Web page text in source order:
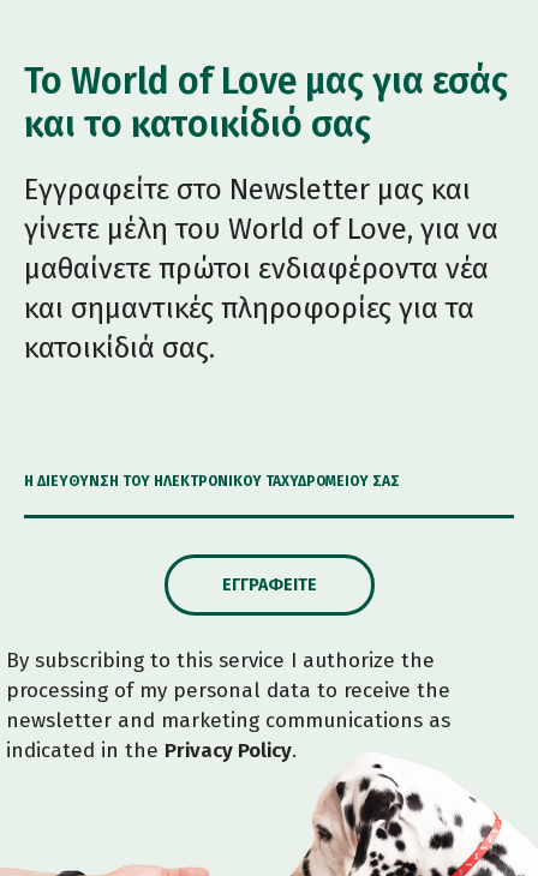
Το World of Love μας για εσάς
και το κατοικίδιό σας
Εγγραφείτε στο Newsletter μας και
γίνετε μέλη του World of Love, για να
μαθαίνετε πρώτοι ενδιαφέροντα νέα
και σημαντικές πληροφορίες για τα
κατοικίδιά σας.
Η ΔΙΕΎΘΥΝΣΗ ΤΟΥ ΗΛΕΚΤΡΟΝΙΚΟΎ ΤΑΧΥΔΡΟΜΕΊΟΥ ΣΑΣ
ΕΓΓΡΑΦΕΊΤΕ
By subscribing to this service I authorize the
processing of my personal data to receive the
newsletter and marketing communications as
indicated in the Privacy Policy.